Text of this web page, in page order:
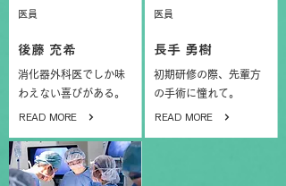
医員
後藤 充希
消化器外科医でしか味
わえない喜びがある。
READ MORE
医員
長手 勇樹
初期研修の際、先輩方
の手術に憧れて。
READ MORE